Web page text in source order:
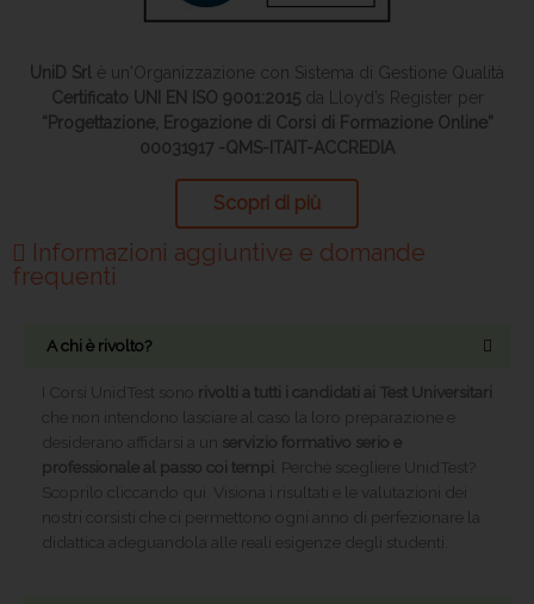
UniD Srl è un'Organizzazione con Sistema di Gestione Qualità
Certificato UNI EN ISO 9001:2015da Lloyd’s Register per
“Progettazione, Erogazione di Corsi di Formazione Online”
00031917 -QMS-ITAIT-ACCREDIA
Scopri di più
Informazioni aggiuntive e domande
frequenti
A chi è rivolto?
I Corsi UnidTest sono rivolti a tutti i candidati ai Test Universitari
che non intendono lasciare al caso la loro preparazione e
desiderano affidarsi a un servizio formativo serio e
professionale al passo coi tempi . Perché scegliere UnidTest?
Scoprilo cliccando qui. Visiona i risultati e le valutazioni dei
nostri corsisti che ci permettono ogni anno di perfezionare la
didattica adeguandola alle reali esigenze degli studenti.